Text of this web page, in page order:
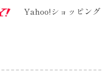
Yahoo!ショッピング